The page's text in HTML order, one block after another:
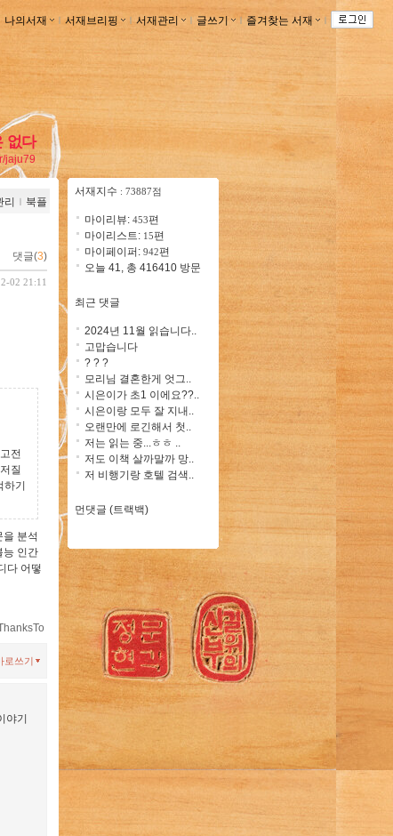
나의서재 ｌ서재브리핑 ｌ 서재관리 ｌ 글쓰기 ｌ 즐겨찾는 서재 ｌ
없다
jaju79
ｌ 북플
댓글(3)
02 21:11
전
질
기
분석
능 인간
다 어떻
로쓰기
야기
서재지수 : 73887점
마이리뷰: 453편
마이리스트: 15편
마이페이퍼: 942편
오늘 41, 총 416410 방문
최근 댓글
2024년 11월 읽습니다..
고맙습니다
? ? ?
모리님 결혼한게 엇그..
시은이가 초1 이에요??..
시은이랑 모두 잘 지내..
오랜만에 로긴해서 첫..
저는 읽는 중...ㅎㅎ ..
저도 이책 살까말까 망..
저 비행기랑 호텔 검색..
먼댓글 (트랙백)